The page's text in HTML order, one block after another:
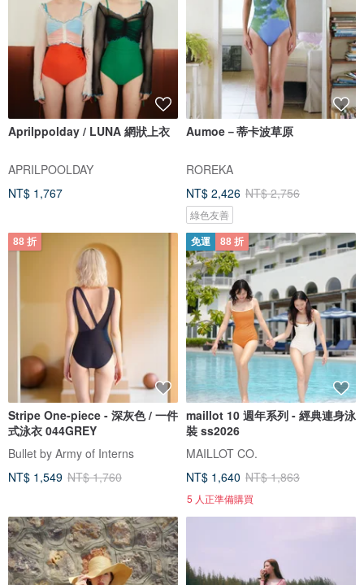
Aprilppolday / LUNA 網狀上衣
APRILPOOLDAY
NT$ 1,767
Aumoe－蒂卡波草原
ROREKA
NT$ 2,426 NT$ 2,756
綠色友善
88 折
Stripe One-piece - 深灰色 / 一件
式泳衣 044GREY
Bullet by Army of Interns
NT$ 1,549 NT$ 1,760
免運 88 折
maillot 10 週年系列 - 經典連身泳
裝 ss2026
MAILLOT CO.
NT$ 1,640 NT$ 1,863
5 人正準備購買